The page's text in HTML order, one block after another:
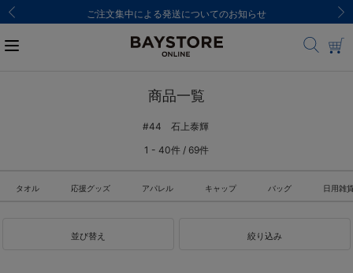
ご注文集中による発送についてのお知らせ
商品一覧
#44 石上泰輝
1 - 40件 / 69件
タオル 応援グッズ アパレル キャップ バッグ 日用雑
並び替え 絞り込み